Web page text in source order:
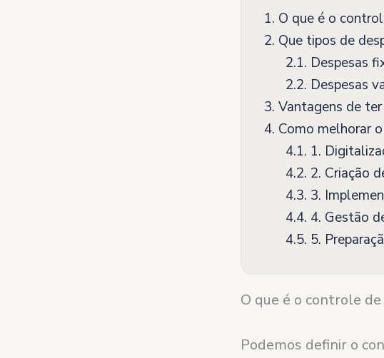
1. O que é o
2. Que tipos de
2.1. Despesas
2.2. Despesas
3. Vantagens de
4. Como melhorar
4.1. 1.
4.2. 2. Criação
4.3. 3.
4.4. 4. Gestão
4.5. 5.
O que é o controle
Podemos definir o